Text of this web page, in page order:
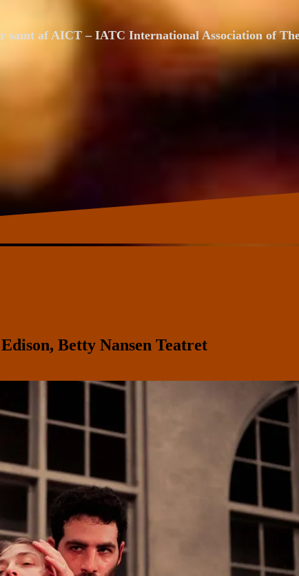
samt af AICT – IATC International Association of
Betty Nansen Teatret